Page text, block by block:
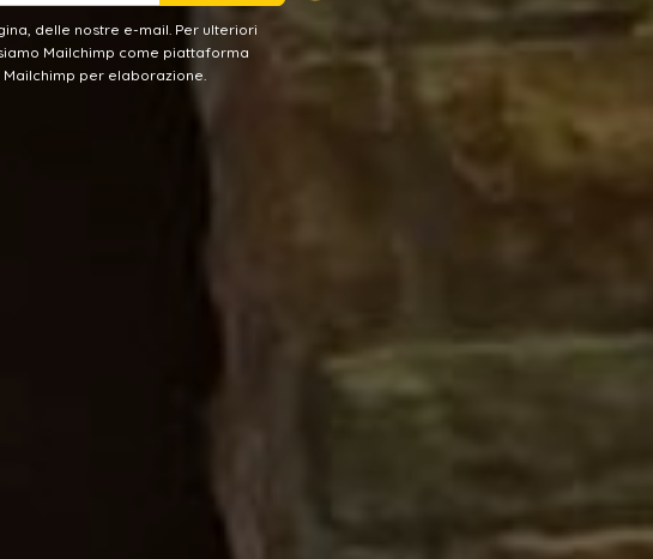
delle nostre e-mail. Per ulteriori
Mailchimp come piattaforma
per elaborazione.